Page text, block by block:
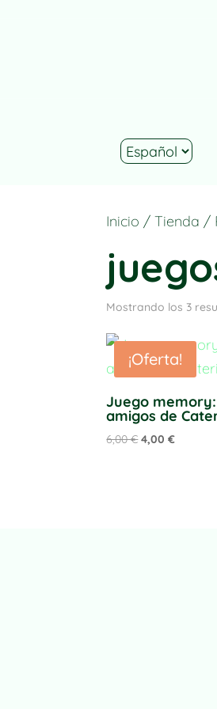
Inicio /Tienda /
Mostrando los 3
¡Oferta!
Juego
amigos de
6,00€El
4,00€El